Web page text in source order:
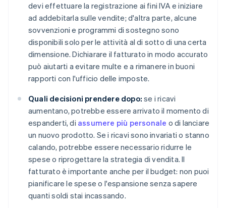
devi effettuare la registrazione ai fini IVA e iniziare
ad addebitarla sulle vendite; d'altra parte, alcune
sovvenzioni e programmi di sostegno sono
disponibili solo per le attività al di sotto di una certa
dimensione. Dichiarare il fatturato in modo accurato
può aiutarti a evitare multe e a rimanere in buoni
rapporti con l'ufficio delle imposte.
Quali decisioni prendere dopo: se i ricavi
aumentano, potrebbe essere arrivato il momento di
espanderti, di assumere più personale o di lanciare
un nuovo prodotto. Se i ricavi sono invariati o stanno
calando, potrebbe essere necessario ridurre le
spese o riprogettare la strategia di vendita. Il
fatturato è importante anche per il budget: non puoi
pianificare le spese o l'espansione senza sapere
quanti soldi stai incassando.